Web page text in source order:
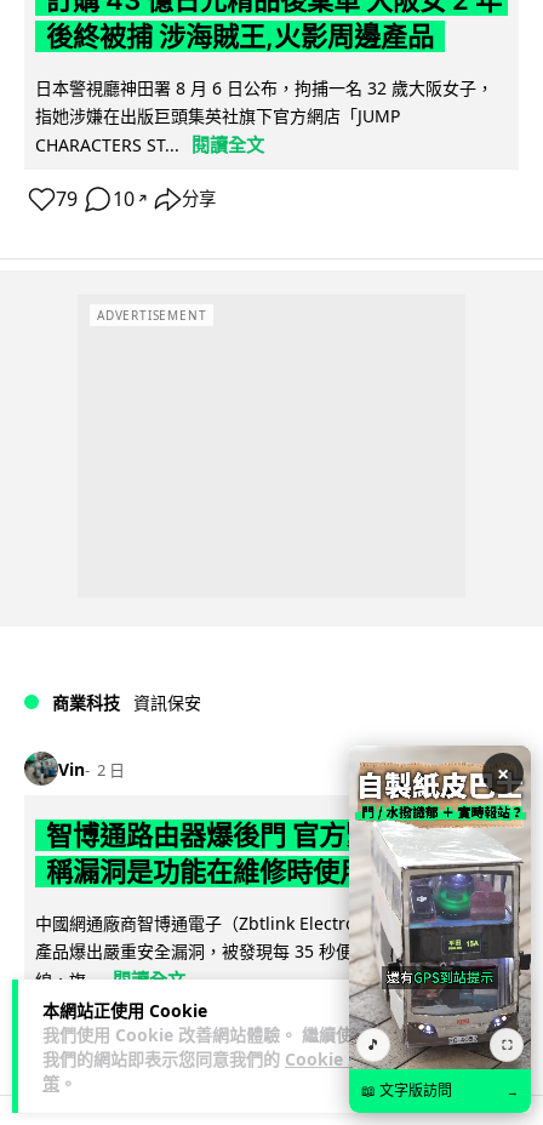
本網站正使用 Cookie
我們使用 Cookie 改善網站體驗。 繼續使用
我們的網站即表示您同意我們的 Cookie 政
策 。
後終被捕 涉海賊王,火影周邊產品
日本警視廳神田署 8 月 6 日公布，拘捕一名 32 歲大阪女子，
指她涉嫌在出版巨頭集英社旗下官方網店「JUMP
CHARACTERS ST...
閱讀全文
79 10 ↗ 分享
ADVERTISEMENT
商業科技 資訊保安
Vin 2 日
智博通路由器爆後門 官方緊急下架止血
稱漏洞是功能在維修時使用
中國網通廠商智博通電子（Zbtlink Electronics）旗下的路由器
產品爆出嚴重安全漏洞，被發現每 35 秒便會與中國伺服器連
線，旗... 閱讀全文
374 84 ↗ 分享
×
🎵 ⛶
📖 文字版訪問 →